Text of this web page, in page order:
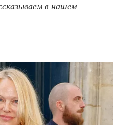
в нашем